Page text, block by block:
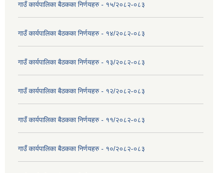
गाउँ कार्यपालिका बैठकका निर्णयहरु - १५/२०८२-०८३
गाउँ कार्यपालिका बैठकका निर्णयहरु - १४/२०८२-०८३
गाउँ कार्यपालिका बैठकका निर्णयहरु - १३/२०८२-०८३
गाउँ कार्यपालिका बैठकका निर्णयहरु - १२/२०८२-०८३
गाउँ कार्यपालिका बैठकका निर्णयहरु - ११/२०८२-०८३
गाउँ कार्यपालिका बैठकका निर्णयहरु - १०/२०८२-०८३